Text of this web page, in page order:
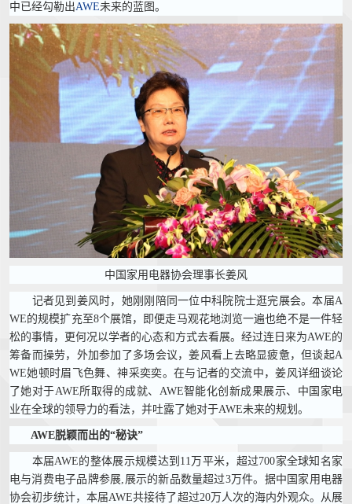
中已经勾勒出AWE未来的蓝图。
中国家用电器协会理事长姜风
记者见到姜风时，她刚刚陪同一位中科院院士逛完展会。本届A
WE的规模扩充至8个展馆，即便走马观花地浏览一遍也绝不是一件轻
松的事情，更何况以学者的心态和方式去看展。经过连日来为AWE的
筹备而操劳，外加参加了多场会议，姜风看上去略显疲惫，但谈起A
WE她顿时眉飞色舞、神采奕奕。在与记者的交流中，姜风详细谈论
了她对于AWE所取得的成就、AWE智能化创新成果展示、中国家电
业在全球的领导力的看法，并吐露了她对于AWE未来的规划。
AWE脱颖而出的“秘诀”
本届AWE的整体展示规模达到11万平米，超过700家全球知名家
电与消费电子品牌参展,展示的新品数量超过3万件。据中国家用电器
协会初步统计，本届AWE共接待了超过20万人次的海内外观众。从展